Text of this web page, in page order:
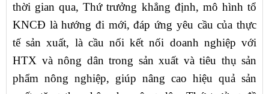
thời gian qua, Thứ trưởng khẳng định, mô hình tổ
KNCĐ là hướng đi mới, đáp ứng yêu cầu của thực
tế sản xuất, là cầu nối kết nối doanh nghiệp với
HTX và nông dân trong sản xuất và tiêu thụ sản
phẩm nông nghiệp, giúp nâng cao hiệu quả sản